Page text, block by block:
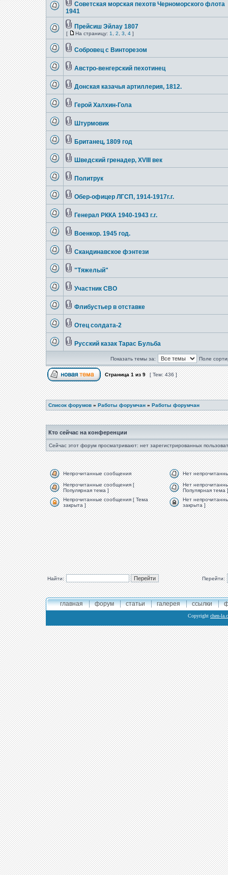
Советская морская пехотв Черноморского флота
1941
Прейсиш Эйлау 1807
[ На страницу: 1 2 3 4 ]
Собровец с Винторезом
Австро-венгерский пехотинец
Донская казачья артиллерия, 1812.
Герой Халхин-Гола
Штурмовик
Британец, 1809 год
Шведский гренадер, XVIII век
Политрук
Обер-офицер ЛГСП, 1914-1917г.г.
Генерал РККА 1940-1943 г.г.
Военкор. 1945 год.
Скандинавское фэнтези
"Тяжелый"
Участник СВО
Флибустьер в отставке
Отец солдата-2
Русский казак Тарас Бульба
Показать темы за: Поле
Страница1из9 [ Тем: 436 ]
Список форумов » Работы форумчан » Работы форумчан
Кто сейчас на конференции
Сейчас этот форум просматривают: нет зарегистрированных
Непрочитанные сообщения
Нет
Непрочитанные сообщения [
Популярная тема ]
Нет
Популярная тема ]
Непрочитанные сообщения [ Тема
закрыта ]
Нет
закрыта ]
Найти: Перейти:
главная форум статьи галерея ссылки
Copyright chen-